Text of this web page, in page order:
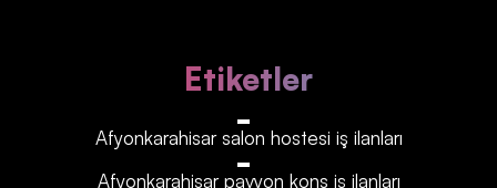
Etiketler
Afyonkarahisar‎‎‎‎ salon hostesi iş ilanları
Afyonkarahisar‎‎‎‎ pavyon kons iş ilanları